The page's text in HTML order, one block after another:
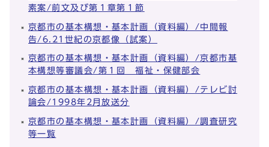
素案/前文及び第１章第１節
京都市の基本構想・基本計画（資料編）/中間報
告/6.21世紀の京都像（試案）
京都市の基本構想・基本計画（資料編）/京都市基
本構想等審議会/第１回 福祉・保健部会
京都市の基本構想・基本計画（資料編）/テレビ討
論会/1998年2月放送分
京都市の基本構想・基本計画（資料編）/調査研究
等一覧